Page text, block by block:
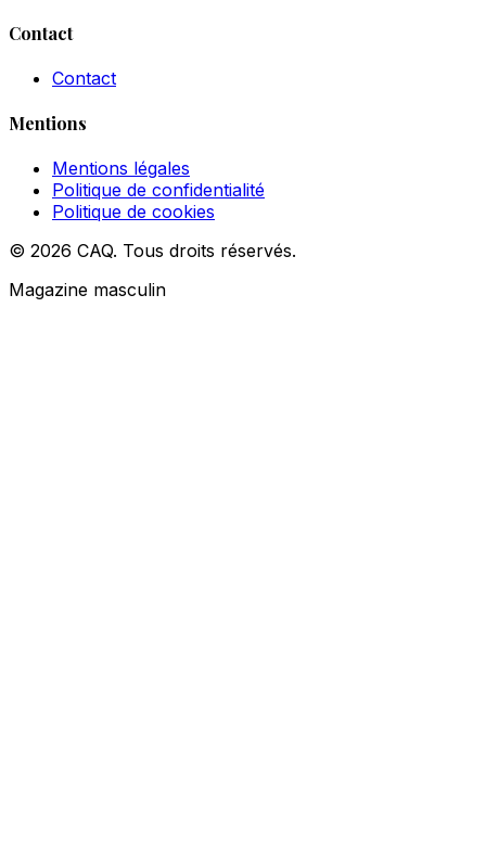
Contact
Contact
Mentions
Mentions légales
Politique de confidentialité
Politique de cookies
© 2026 CAQ. Tous droits réservés.
Magazine masculin